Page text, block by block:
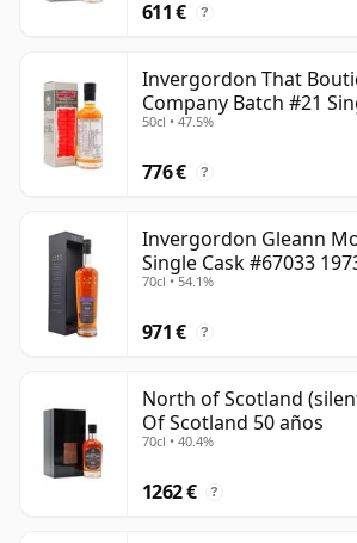
611 € ?
Invergordon That
Company Batch #21
50cl • 47.5%
776 € ?
Invergordon Gleann
Single Cask #67033
70cl • 54.1%
971 € ?
North of Scotland
Of Scotland 50 años
70cl • 40.4%
1262 € ?